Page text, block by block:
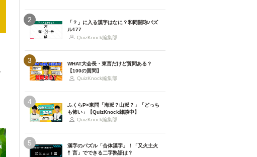
2
「？」に入る漢字はなに？和同開珎パズ
ル177
QuizKnock編集部
3
WHAT大会長・東言だけど質問ある？
【100の質問】
QuizKnock編集部
4
ふくらP×東問「海派？山派？」「どっち
も怖い」【QuizKnock雑談中】
QuizKnock編集部
5
漢字のパズル「合体漢字」！「又火土火
忄言」でできる二字熟語は？